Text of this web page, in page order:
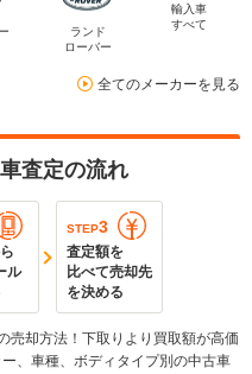
ランド
ローバー
輸入車
すべて
全てのメーカーを見る
査定の流れ
ル
STEP3
査定額を
比べて売却先
を決める
売却方法！下取りより買取額が高価
、車種、ボディタイプ別の中古車